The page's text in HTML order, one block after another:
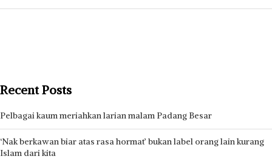
Recent Posts
Pelbagai kaum meriahkan larian malam Padang Besar
‘Nak berkawan biar atas rasa hormat’ bukan label orang lain kurang
Islam dari kita